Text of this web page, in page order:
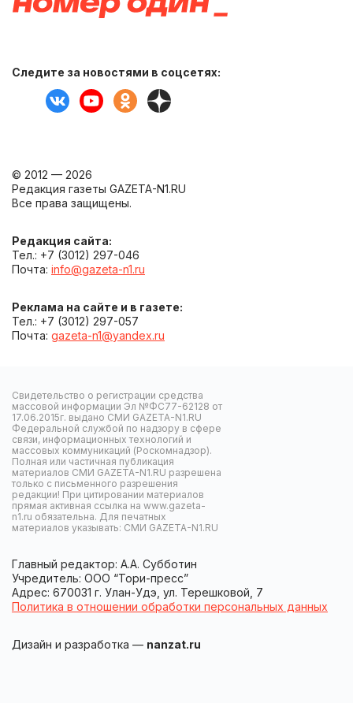
Следите за новостями в соцсетях:
© 2012 — 2026
Редакция газеты GAZETA-N1.RU
Все права защищены.
Редакция сайта:
Тел.: +7 (3012) 297-046
Почта: info@gazeta-n1.ru
Реклама на сайте и в газете:
Тел.: +7 (3012) 297-057
Почта: gazeta-n1@yandex.ru
Свидетельство о регистрации средства
массовой информации Эл №ФС77-62128 от
17.06.2015г. выдано СМИ GAZETA-N1.RU
Федеральной службой по надзору в сфере
связи, информационных технологий и
массовых коммуникаций (Роскомнадзор).
Полная или частичная публикация
материалов СМИ GAZETA-N1.RU разрешена
только с письменного разрешения
редакции! При цитировании материалов
прямая активная ссылка на www.gazeta-
n1.ru обязательна. Для печатных
материалов указывать: СМИ GAZETA-N1.RU
Главный редактор: А.А. Субботин
Учредитель: ООО “Тори-пресс”
Адрес: 670031 г. Улан-Удэ, ул. Терешковой, 7
Политика в отношении обработки персональных данных
Дизайн и разработка — nanzat.ru